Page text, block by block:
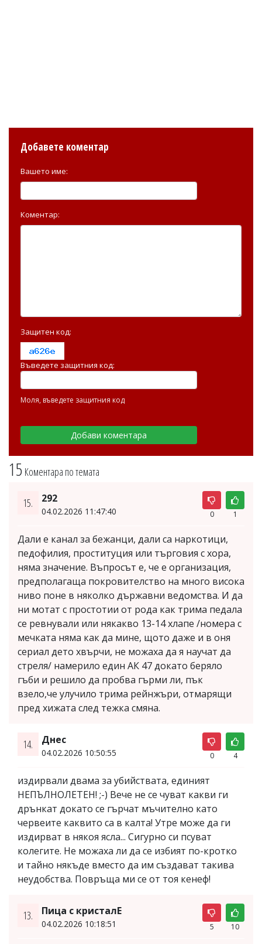
15 Коментара по темата
15. 292
04.02.2026 11:47:40 0 1
Дали е канал за бежанци, дали са наркотици,
педофилия, проституция или търговия с хора,
няма значение. Въпросът е, че е организация,
предполагаща покровителство на много висока
ниво поне в няколко държавни ведомства. И да
ни мотат с простотии от рода как трима педала
се ревнували или някакво 13-14 хлапе /номера с
мечката няма как да мине, щото даже и в оня
сериал дето хвърчи, не можаха да я научат да
стреля/ намерило един АК 47 докато беряло
гъби и решило да пробва гърми ли, пък
взело,че улучило трима рейнжъри, отмарящи
пред хижата след тежка смяна.
14. Днес
04.02.2026 10:50:55 0 4
издирвали двама за убийствата, единият
НЕПЪЛНОЛЕТЕН! ;-) Вече не се чуват какви ги
дрънкат докато се гърчат мъчително като
червеите каквито са в калта! Утре може да ги
издирват в някоя ясла... Сигурно си псуват
колегите. Не можаха ли да се избият по-кротко
и тайно някъде вместо да им създават такива
неудобства. Повръща ми се от тоя кенеф!
13. Пица с кристалЕ
04.02.2026 10:18:51 5 10
Добавете коментар
Вашето име:
Коментар:
Защитен код:
Въведете защитния код:
Моля, въведете защитния код